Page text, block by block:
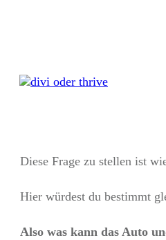
Diese Frage zu stellen ist
Hier würdest du bestimmt
Also was kann das Auto